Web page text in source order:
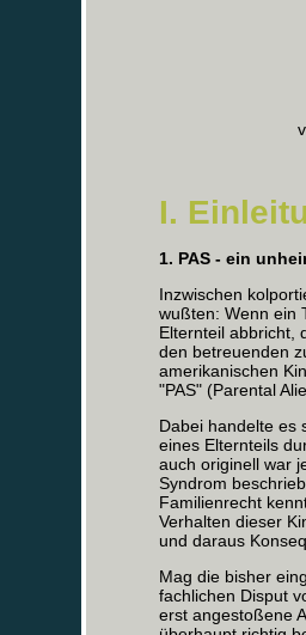
I.
1. PAS - ein
Inzwischen
wußten: Wenn ein
Elternteil abbricht,
den betreuenden
amerikanischen
"PAS" (Parental
Dabei handelte es
eines Elternteils
auch originell war
Syndrom
Familienrecht
Verhalten dieser
und daraus
Mag die bisher
fachlichen Disput
erst angestoßene